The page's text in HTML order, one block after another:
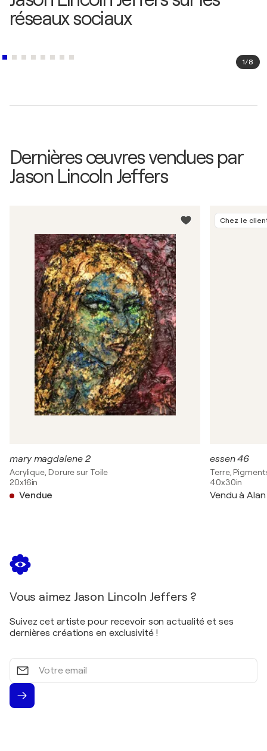
réseaux sociaux
1/8
Dernières œuvres vendues par
Jason Lincoln Jeffers
mary magdalene 2
Acrylique, Dorure sur Toile
20x16in
Vendue
Chez le
essen 46
Terre,
40x30in
Vendu à
Vous aimez Jason Lincoln Jeffers ?
Suivez cet artiste pour recevoir son actualité et ses
dernières créations en exclusivité !
Votre
email